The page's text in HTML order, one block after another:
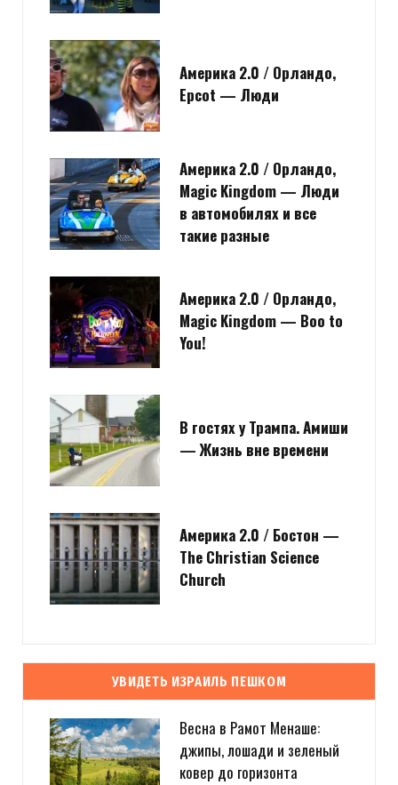
Америка 2.0 / Орландо,
Epcot — Люди
Америка 2.0 / Орландо,
Magic Kingdom — Люди
в автомобилях и все
такие разные
Америка 2.0 / Орландо,
Magic Kingdom — Boo to
You!
В гостях у Трампа. Амиши
— Жизнь вне времени
Америка 2.0 / Бостон —
The Christian Science
Church
УВИДЕТЬ ИЗРАИЛЬ ПЕШКОМ
Весна в Рамот Менаше:
джипы, лошади и зеленый
ковер до горизонта